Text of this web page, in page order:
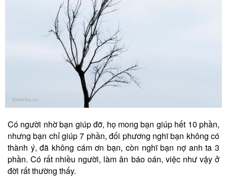
Có người nhờ bạn giúp đỡ, họ mong bạn giúp hết 10 phần,
nhưng bạn chỉ giúp 7 phần, đối phương nghĩ bạn không có
thành ý, đã không cám ơn bạn, còn nghĩ bạn nợ anh ta 3
phần. Có rất nhiều người, làm ân báo oán, việc như vậy ở
đời rất thường thấy.